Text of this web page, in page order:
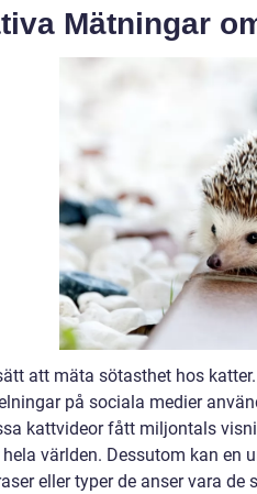
Mätningar
att mäta sötasthet hos
på sociala medier
kattvideor fått miljontals
världen. Dessutom kan en
eller typer de anser vara de